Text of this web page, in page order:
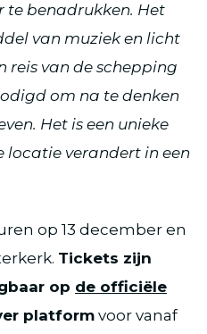
te benadrukken. Het
van muziek en licht
reis van de schepping
om na te denken
Het is een unieke
locatie verandert in een
op 13 december en
Tickets zijn
op de officiële
platform voor vanaf